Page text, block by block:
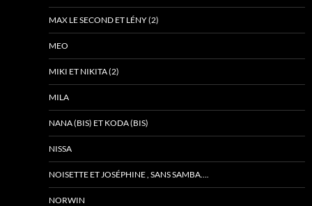
MAX LE SECOND ET LÉNY (2)
MEO
MIKI ET NIKITA (2)
MILA
NANA (BIS) ET KODA (BIS)
NISSA
NOISETTE ET JOSÉPHINE , SANS SAMBA….
NORWIN